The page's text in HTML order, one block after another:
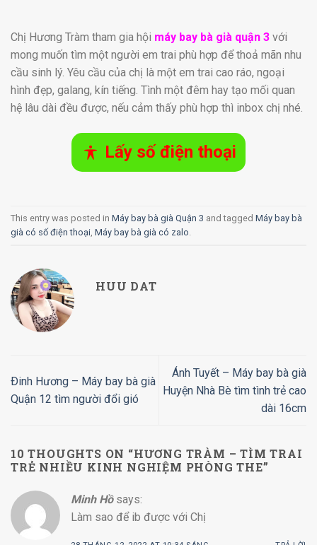
Chị Hương Tràm tham gia hội máy bay bà già quận 3 với
mong muốn tìm một người em trai phù hợp để thoả mãn nhu
cầu sinh lý. Yêu cầu của chị là một em trai cao ráo, ngoại
hình đẹp, galang, kín tiếng. Tình một đêm hay tạo mối quan
hệ lâu dài đều được, nếu cảm thấy phù hợp thì inbox chị nhé.
Lấy số điện thoại
This entry was posted in Máy bay bà già Quận 3 and tagged Máy bay bà
già có số điện thoại Máy bay bà già có zalo
HUU DAT
Ðinh Hương – Máy bay bà già
Quận 12 tìm người đổi gió
Ánh Tuyết – Máy bay bà già
Huyện Nhà Bè tìm tình trẻ cao
dài 16cm
10 THOUGHTS ON “HƯƠNG TRÀM – TÌM TRAI
TRẺ NHIỀU KINH NGHIỆM PHÒNG THE”
Minh Hồ says:
Làm sao để ib được với Chị